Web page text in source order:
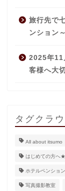
旅行先で
ンション～
2025年11
客様へ大
タグクラ
All about itsumo
はじめての方へ★
ホテルペンショ
写真撮影教室